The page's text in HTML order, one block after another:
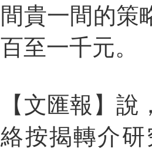
間貴一間的策
百至一千元。
【文匯報】
絡按揭轉介